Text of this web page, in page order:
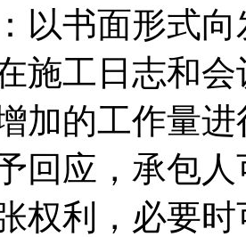
以书面形式
施工日志和
加的工作量
回应，承包
权利，必要